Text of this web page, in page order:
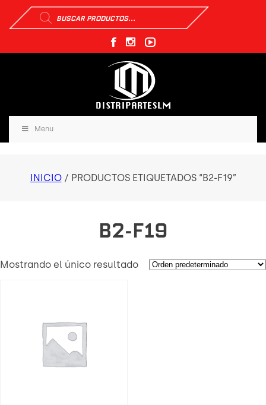
Búsqueda
de
productos
Menu
INICIO/ PRODUCTOS ETIQUETADOS “B2-F19”
B2-F19
Mostrando el único resultado